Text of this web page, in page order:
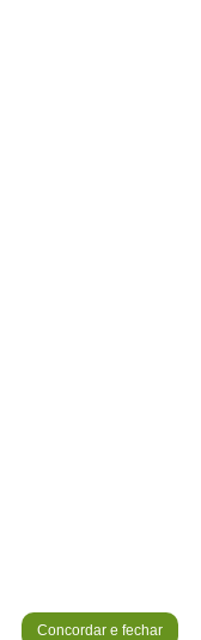
Concordar e fechar